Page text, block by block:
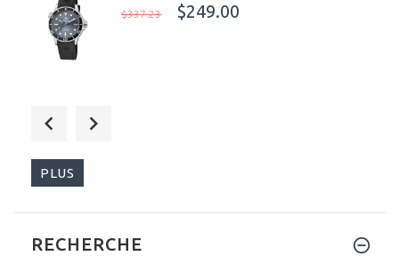
$337.23 $249.00
$279.99
PLUS
RECHERCHE